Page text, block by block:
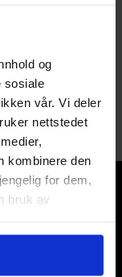
og
sosiale
vår. Vi deler
nettstedet
kombinere den
for dem,
bruk av